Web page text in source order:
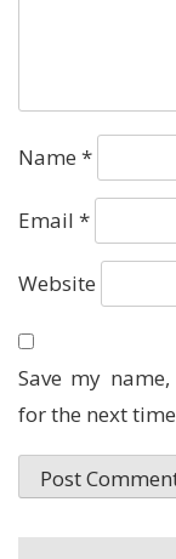
Name *
Email *
Website
Save my
for the next